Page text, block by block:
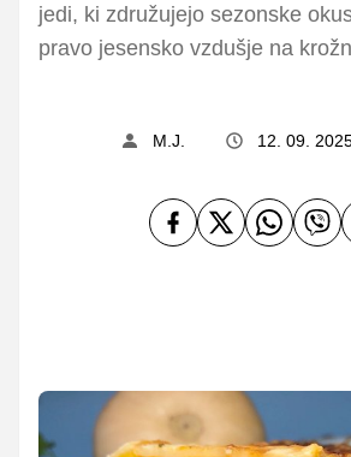
jedi, ki združujejo sezonske
pravo jesensko vzdušje na
M.J. 12. 09.